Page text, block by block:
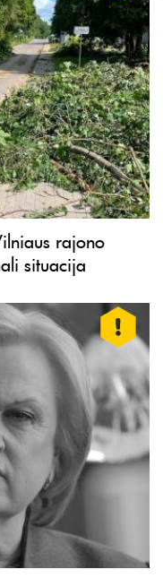
rajono
situacija